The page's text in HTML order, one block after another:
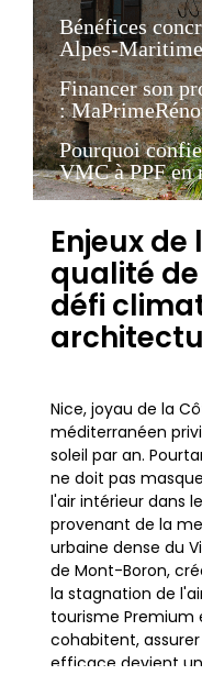
Bénéfices
Alpes-
Financer son
:
Pourquoi
VMC à PPF en
Enjeux
qualité de
défi
Nice, joyau de la
méditerranéen
soleil par an.
ne doit pas
l'air intérieur dans
provenant de la
urbaine dense du
de Mont-Boron,
la stagnation de
tourisme Premium
cohabitent,
efficace devient